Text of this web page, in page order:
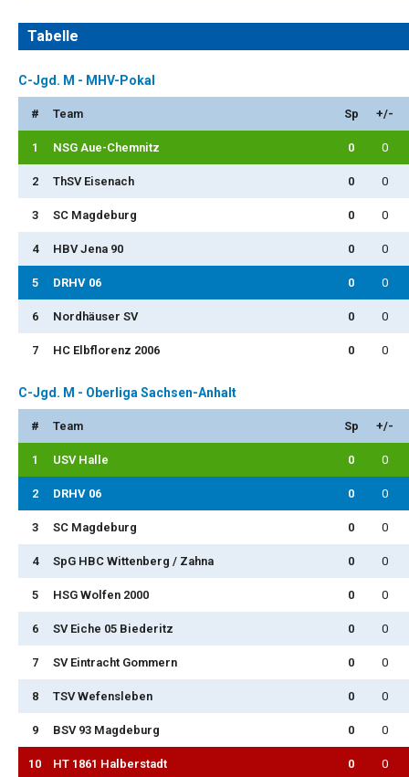
Tabelle
C-Jgd. M - MHV-Pokal
# Team Sp +/-
1 NSG Aue-Chemnitz 0 0
2 ThSV Eisenach 0 0
3 SC Magdeburg 0 0
4 HBV Jena 90 0 0
5 DRHV 06 0 0
6 Nordhäuser SV 0 0
7 HC Elbflorenz 2006 0 0
C-Jgd. M - Oberliga Sachsen-Anhalt
# Team Sp +/-
1 USV Halle 0 0
2 DRHV 06 0 0
3 SC Magdeburg 0 0
4 SpG HBC Wittenberg / Zahna 0 0
5 HSG Wolfen 2000 0 0
6 SV Eiche 05 Biederitz 0 0
7 SV Eintracht Gommern 0 0
8 TSV Wefensleben 0 0
9 BSV 93 Magdeburg 0 0
10 HT 1861 Halberstadt 0 0